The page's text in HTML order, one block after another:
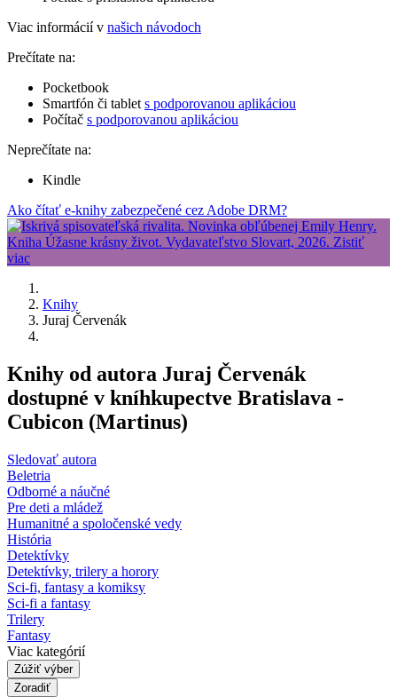
Viac informácií v našich návodoch
Prečítate na:
Pocketbook
Smartfón či tablet s podporovanou aplikáciou
Počítač s podporovanou aplikáciou
Neprečítate na:
Kindle
Ako čítať e-knihy zabezpečené cez Adobe DRM?
Knihy
Juraj Červenák
Knihy od autora Juraj Červenák
dostupné v kníhkupectve Bratislava -
Cubicon (Martinus)
Sledovať autora
Beletria
Odborné a náučné
Pre deti a mládež
Humanitné a spoločenské vedy
História
Detektívky
Detektívky, trilery a horory
Sci-fi, fantasy a komiksy
Sci-fi a fantasy
Trilery
Fantasy
Viac kategórií
Zúžiť výber
Zoradiť